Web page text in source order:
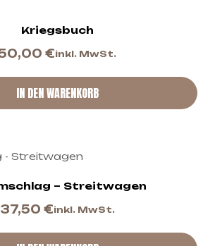
Kriegsbuch
€inkl. MwSt.
IN DEN WARENKORB
– Streitwagen
37,50 €inkl. MwSt.